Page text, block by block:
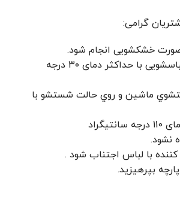
گرامی:
خشکشویی انجام شود.
شستشو با ماشین لباسشویی با حداکثر دمای ۳۰ درجه
ماشين و روي حالت شستشو با
نشود.
با لباس اجتناب شود .
بپرهيزيد.